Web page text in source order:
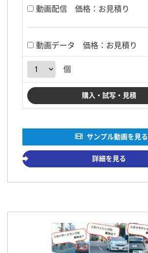
動画配信 価格：お見積り
動画データ 価格：お見積り
個
サンプル動画を見る
詳細を見る